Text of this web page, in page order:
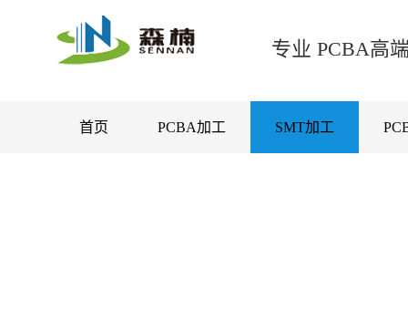
专业 PCBA高
首页 PCBA加工 SMT加工